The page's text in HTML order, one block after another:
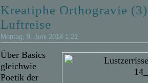
Kreatiphe Orthogravie
Luftreise
Montag, 9. Juni 2014 1:21
Über Basics
gleichwie
Poetik der